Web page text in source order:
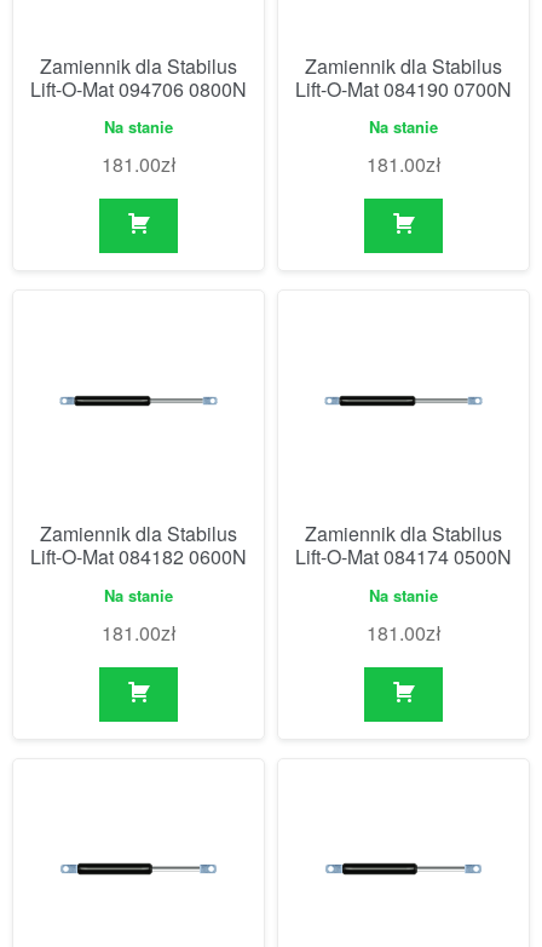
Zamiennik dla Stabilus
Lift-O-Mat 094706 0800N
Na stanie
181.00zł
Zamiennik dla Stabilus
Lift-O-Mat 084190 0700N
Na stanie
181.00zł
Zamiennik dla Stabilus
Lift-O-Mat 084182 0600N
Na stanie
181.00zł
Zamiennik dla Stabilus
Lift-O-Mat 084174 0500N
Na stanie
181.00zł